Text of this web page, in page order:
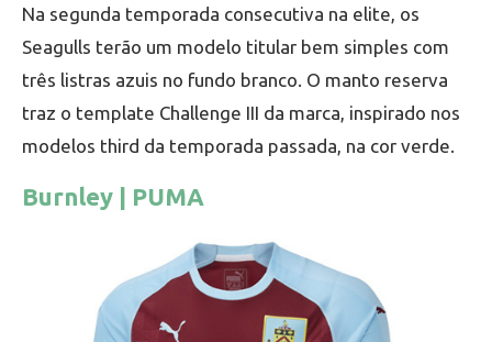
Na segunda temporada consecutiva na elite, os
Seagulls terão um modelo titular bem simples com
três listras azuis no fundo branco. O manto reserva
traz o template Challenge III da marca, inspirado nos
modelos third da temporada passada, na cor verde.
Burnley | PUMA